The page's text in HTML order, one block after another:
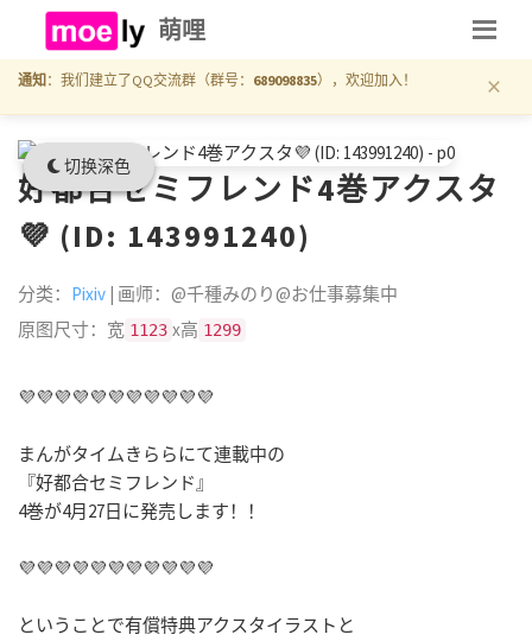
切换深色
萌哩
通知 ：我们建立了QQ交流群（群号： 689098835），欢迎加入！ ×
好都合セミフレンド4巻アクスタ
💜 (ID: 143991240)
分类： Pixiv | 画师：@千種みのり@お仕事募集中
原图尺寸：宽 1123 x高 1299
💜💜💜💜💜💜💜💜💜💜💜
まんがタイムきららにて連載中の
『好都合セミフレンド』
4巻が4月27日に発売します！！
💜💜💜💜💜💜💜💜💜💜💜
ということで有償特典アクスタイラストと